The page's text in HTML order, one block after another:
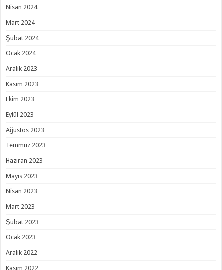
Nisan 2024
Mart 2024
Şubat 2024
Ocak 2024
Aralık 2023
Kasım 2023
Ekim 2023
Eylül 2023
Ağustos 2023
Temmuz 2023
Haziran 2023
Mayıs 2023
Nisan 2023
Mart 2023
Şubat 2023
Ocak 2023
Aralık 2022
Kasım 2022